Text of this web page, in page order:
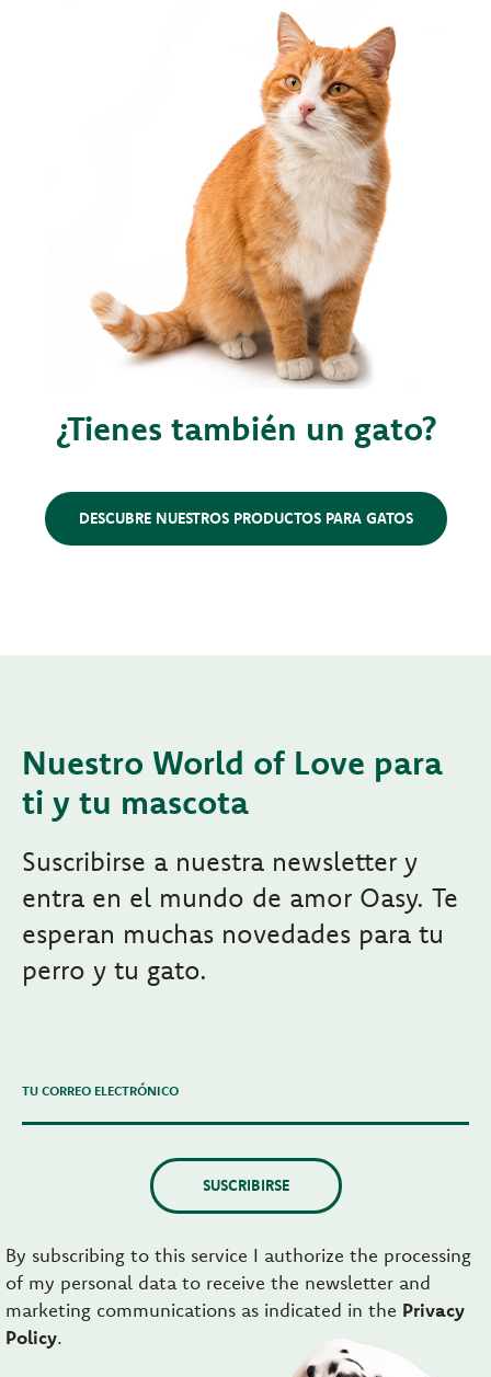
¿Tienes también un gato?
DESCUBRE NUESTROS PRODUCTOS PARA GATOS
Nuestro World of Love para
ti y tu mascota
Suscribirse a nuestra newsletter y
entra en el mundo de amor Oasy. Te
esperan muchas novedades para tu
perro y tu gato.
TU CORREO ELECTRÓNICO
SUSCRIBIRSE
By subscribing to this service I authorize the processing
of my personal data to receive the newsletter and
marketing communications as indicated in the Privacy
Policy.